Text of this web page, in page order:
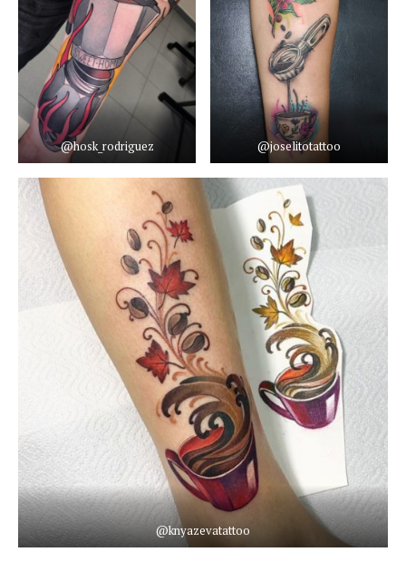
@hosk_rodriguez @joselitotattoo
@knyazevatattoo